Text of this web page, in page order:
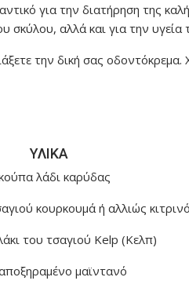
για την διατήρηση της
αλλά και για την υγεία
την δική σας οδοντόκρεμα.
ΥΛΙΚΑ
λάδι καρύδας
κουρκουμά ή αλλιώς
του τσαγιού Kelp (Κελπ)
μαϊντανό